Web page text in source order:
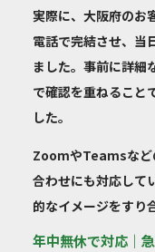
実際に、大阪府のお
電話で完結させ、当
ました。事前に詳細
で確認を重ねること
した。
ZoomやTeamsなど
合わせにも対応して
的なイメージをすり
年中無休で対応｜